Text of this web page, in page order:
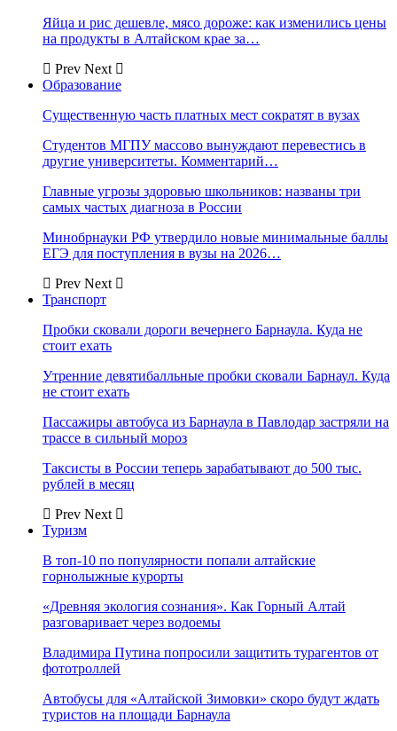
Яйца и рис дешевле, мясо дороже: как изменились цены
на продукты в Алтайском крае за…
Prev Next
Образование
Существенную часть платных мест сократят в вузах
Студентов МГПУ массово вынуждают перевестись в
другие университеты. Комментарий…
Главные угрозы здоровью школьников: названы три
самых частых диагноза в России
Минобрнауки РФ утвердило новые минимальные баллы
ЕГЭ для поступления в вузы на 2026…
Prev Next
Транспорт
Пробки сковали дороги вечернего Барнаула. Куда не
стоит ехать
Утренние девятибалльные пробки сковали Барнаул. Куда
не стоит ехать
Пассажиры автобуса из Барнаула в Павлодар застряли на
трассе в сильный мороз
Таксисты в России теперь зарабатывают до 500 тыс.
рублей в месяц
Prev Next
Туризм
В топ-10 по популярности попали алтайские
горнолыжные курорты
«Древняя экология сознания». Как Горный Алтай
разговаривает через водоемы
Владимира Путина попросили защитить турагентов от
фототроллей
Автобусы для «Алтайской Зимовки» скоро будут ждать
туристов на площади Барнаула